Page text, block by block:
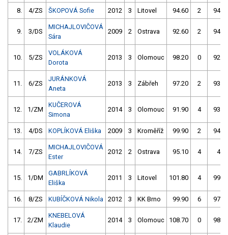
8. 4/ZS ŠKOPOVÁ Sofie 2012 3 Litovel 94.60 2
9. 3/DS
MICHAJLOVIČOVÁ
Sára
2009 2 Ostrava 92.60 2
10. 5/ZS
VOLÁKOVÁ
Dorota
2013 3 Olomouc 98.20 0
11. 6/ZS
JURÁNKOVÁ
Aneta
2013 3 Zábřeh 97.20 2
12. 1/ZM
KUČEROVÁ
Simona
2014 3 Olomouc 91.90 4
13. 4/DS KOPLÍKOVÁ Eliška 2009 3 Kroměříž 99.90 2
14. 7/ZS
MICHAJLOVIČOVÁ
Ester
2012 2 Ostrava 95.10 4
15. 1/DM
GABRLÍKOVÁ
Eliška
2011 3 Litovel 101.80 4
16. 8/ZS KUBÍČKOVÁ Nikola 2012 3 KK Brno 99.90 6
17. 2/ZM
KNEBELOVÁ
Klaudie
2014 3 Olomouc 108.70 0